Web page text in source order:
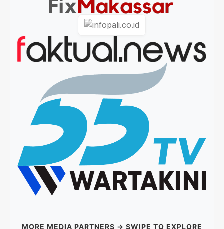
MORE MEDIA PARTNERS → SWIPE TO EXPLORE